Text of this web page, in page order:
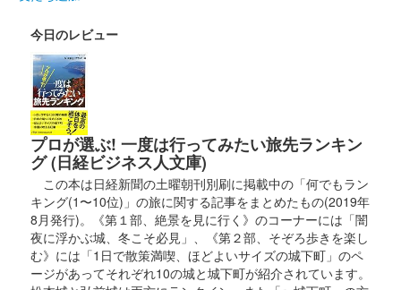
八幡山城 記念御朱印
ョン）
正月限定版。菊花紋が金色で押されている。
八幡山城 記念御朱印
販売終了
八幡山城 記念御朱印
今日のレビュー
プロが選ぶ! 一度は行ってみたい旅先ランキン
グ (日経ビジネス人文庫)
この本は日経新聞の土曜朝刊別刷に掲載中の「何でもラン
キング(1〜10位)」の旅に関する記事をまとめたもの(2019年
8月発行)。《第１部、絶景を見に行く》のコーナーには「闇
夜に浮かぶ城、冬こそ必見」、《第２部、そぞろ歩きを楽し
む》には「1日で散策満喫、ほどよいサイズの城下町」のペ
ージがあってそれぞれ10の城と城下町が紹介されています。